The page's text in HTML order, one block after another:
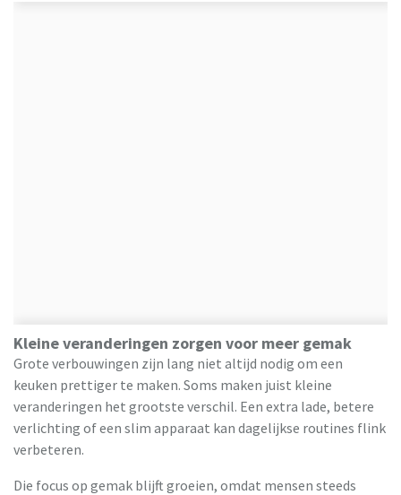
Kleine veranderingen zorgen voor meer gemak
Grote verbouwingen zijn lang niet altijd nodig om een
keuken prettiger te maken. Soms maken juist kleine
veranderingen het grootste verschil. Een extra lade, betere
verlichting of een slim apparaat kan dagelijkse routines flink
verbeteren.
Die focus op gemak blijft groeien, omdat mensen steeds